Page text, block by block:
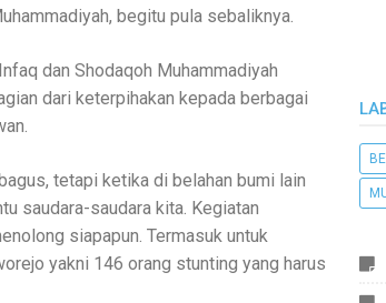
begitu pula sebaliknya.
dan Shodaqoh Muhammadiyah
dari keterpihakan kepada berbagai
tetapi ketika di belahan bumi lain
saudara-saudara kita. Kegiatan
siapapun. Termasuk untuk
yakni 146 orang stunting yang harus